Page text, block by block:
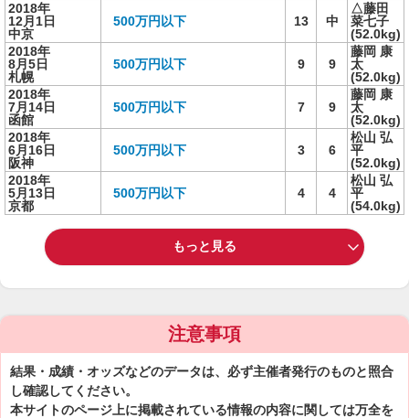
2018年
12月1日
中京
500万円以下 13 中
△藤田
菜七子
(52.0kg)
2018年
8月5日
札幌
500万円以下 9 9
藤岡 康
太
(52.0kg)
2018年
7月14日
函館
500万円以下 7 9
藤岡 康
太
(52.0kg)
2018年
6月16日
阪神
500万円以下 3 6
松山 弘
平
(52.0kg)
2018年
5月13日
京都
500万円以下 4 4
松山 弘
平
(54.0kg)
もっと見る
注意事項
結果・成績・オッズなどのデータは、必ず主催者発行のものと照合
し確認してください。
本サイトのページ上に掲載されている情報の内容に関しては万全を